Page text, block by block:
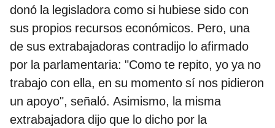
donó la legisladora como si hubiese sido con
sus propios recursos económicos. Pero, una
de sus extrabajadoras contradijo lo afirmado
por la parlamentaria: "Como te repito, yo ya no
trabajo con ella, en su momento sí nos pidieron
un apoyo", señaló. Asimismo, la misma
extrabajadora dijo que lo dicho por la